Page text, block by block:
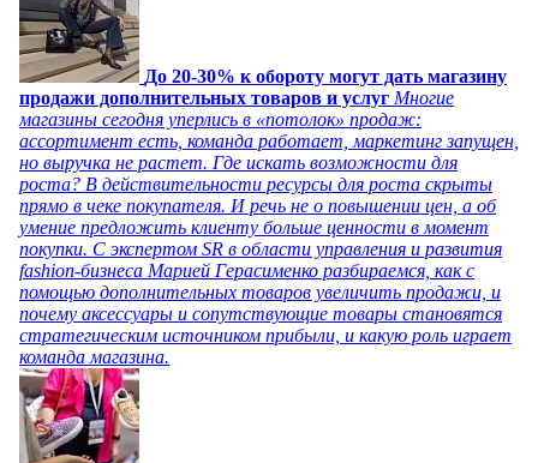
До 20-30% к обороту могут дать магазину
продажи дополнительных товаров и услуг Многие
магазины сегодня уперлись в «потолок» продаж:
ассортимент есть, команда работает, маркетинг запущен,
но выручка не растет. Где искать возможности для
роста? В действительности ресурсы для роста скрыты
прямо в чеке покупателя. И речь не о повышении цен, а об
умение предложить клиенту больше ценности в момент
покупки. С экспертом SR в области управления и развития
fashion-бизнеса Марией Герасименко разбираемся, как с
помощью дополнительных товаров увеличить продажи, и
почему аксессуары и сопутствующие товары становятся
стратегическим источником прибыли, и какую роль играет
команда магазина.